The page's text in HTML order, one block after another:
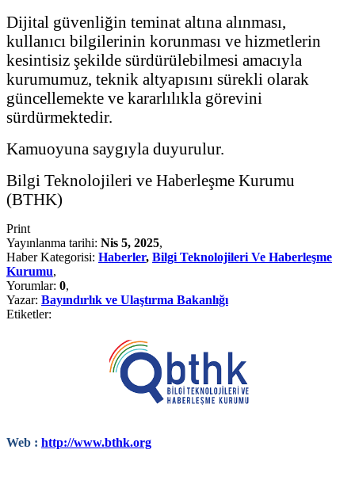
Dijital güvenliğin teminat altına alınması,
kullanıcı bilgilerinin korunması ve hizmetlerin
kesintisiz şekilde sürdürülebilmesi amacıyla
kurumumuz, teknik altyapısını sürekli olarak
güncellemekte ve kararlılıkla görevini
sürdürmektedir.
Kamuoyuna saygıyla duyurulur.
Bilgi Teknolojileri ve Haberleşme Kurumu
(BTHK)
Print
Yayınlanma tarihi: Nis 5, 2025,
Haber Kategorisi: Haberler, Bilgi Teknolojileri Ve Haberleşme
Kurumu,
Yorumlar: 0,
Yazar: Bayındırlık ve Ulaştırma Bakanlığı
Etiketler:
Web : http://www.bthk.org